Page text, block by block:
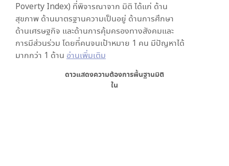
Poverty Index) ที่พิจารณาจาก มิติ ได้แก่ ด้าน
สุขภาพ ด้านมาตรฐานความเป็นอยู่ ด้านการศึกษา
ด้านเศรษฐกิจ และด้านการคุ้มครองทางสังคมและ
การมีส่วนร่วม โดยที่คนจนเป้าหมาย 1 คน มีปัญหาได้
มากกว่า 1 ด้าน อ่านเพิ่มเติม
ดาวแสดงความต้องการพื้นฐานมิติ
ใน